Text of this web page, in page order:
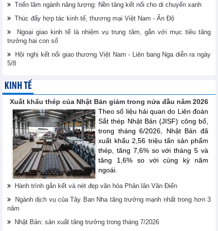
Triển lãm ngành năng lượng: Nền tảng kết nối cho di chuyển xanh
Thúc đẩy hợp tác kinh tế, thương mại Việt Nam - Ấn Độ
Ngoại giao kinh tế là nhiệm vụ trung tâm, gắn với mục tiêu tăng
trưởng hai con số
Hội nghị kết nối giao thương Việt Nam - Liên bang Nga diễn ra ngày
5/8
KINH TẾ
Xuất khẩu thép của Nhật Bản giảm trong nửa đầu năm 2026
Theo số liệu hải quan do Liên đoàn
Sắt thép Nhật Bản (JISF) công bố,
trong tháng 6/2026, Nhật Bản đã
xuất khẩu 2,56 triệu tấn sản phẩm
thép, tăng 7,6% so với tháng 5 và
tăng 1,6% so với cùng kỳ năm
ngoái.
Hành trình gắn kết và nét đẹp văn hóa Phân lân Văn Điển
Ngành dịch vụ của Tây Ban Nha tăng trưởng mạnh nhất trong hơn 3
năm
Nhật Bản: sản xuất tăng trưởng trong tháng 7/2026